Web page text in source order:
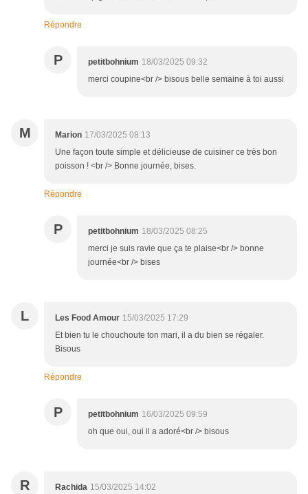
Répondre
P petitbohnium 18/03/2025 09:32
merci coupine<br /> bisous belle semaine à toi aussi
M Marion 17/03/2025 08:13
Une façon toute simple et délicieuse de cuisiner ce très bon
poisson ! <br /> Bonne journée, bises.
Répondre
P petitbohnium 18/03/2025 08:25
merci je suis ravie que ça te plaise<br /> bonne
journée<br /> bises
L Les Food Amour 15/03/2025 17:29
Et bien tu le chouchoute ton mari, il a du bien se régaler.
Bisous
Répondre
P petitbohnium 16/03/2025 09:59
oh que oui, oui il a adoré<br /> bisous
R Rachida 15/03/2025 14:02